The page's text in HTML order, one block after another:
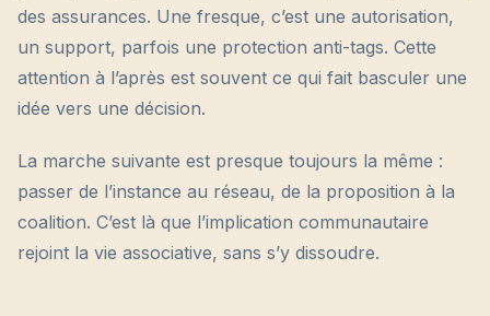
des assurances. Une fresque, c’est une autorisation,
un support, parfois une protection anti-tags. Cette
attention à l’après est souvent ce qui fait basculer une
idée vers une décision.
La marche suivante est presque toujours la même :
passer de l’instance au réseau, de la proposition à la
coalition. C’est là que l’implication communautaire
rejoint la vie associative, sans s’y dissoudre.